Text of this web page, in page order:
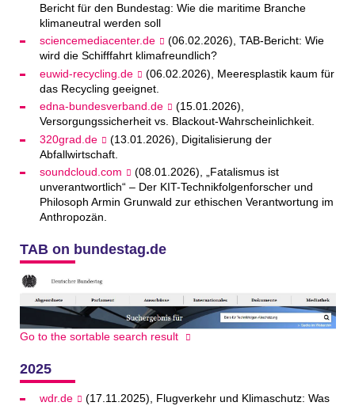
Bericht für den Bundestag: Wie die maritime Branche
klimaneutral werden soll
sciencemediacenter.de
(06.02.2026), TAB-Bericht: Wie
wird die Schifffahrt klimafreundlich?
euwid-recycling.de
(06.02.2026), Meeresplastik kaum für
das Recycling geeignet.
edna-bundesverband.de
(15.01.2026),
Versorgungssicherheit vs. Blackout-Wahrscheinlichkeit.
320grad.de
(13.01.2026), Digitalisierung der
Abfallwirtschaft.
soundcloud.com
(08.01.2026), „Fatalismus ist
unverantwortlich“ – Der KIT-Technikfolgenforscher und
Philosoph Armin Grunwald zur ethischen Verantwortung im
Anthropozän.
TAB on bundestag.de
Go to the sortable search result
2025
wdr.de
(17.11.2025), Flugverkehr und Klimaschutz: Was